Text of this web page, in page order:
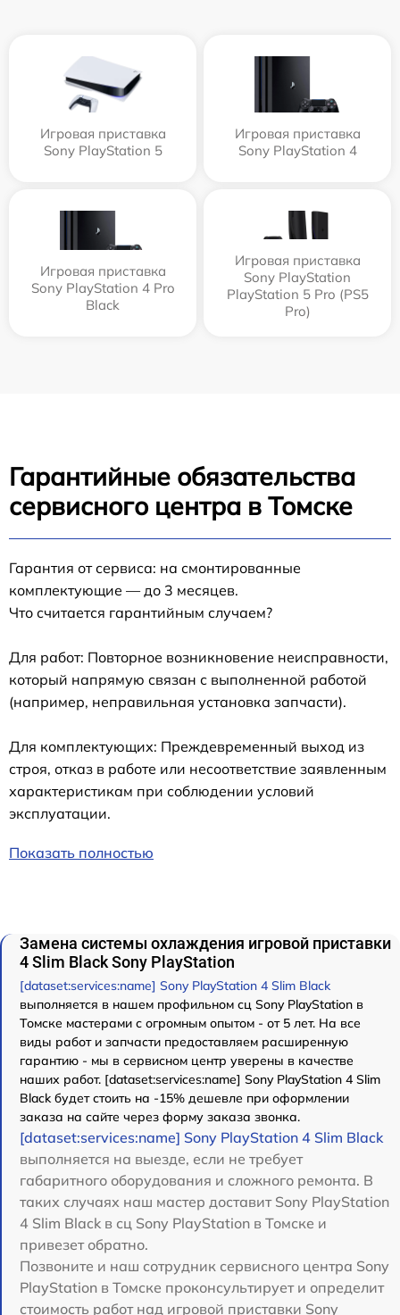
Игровая приставка
Sony PlayStation 5
Игровая приставка
Sony PlayStation 4
Игровая приставка
Sony PlayStation 4 Pro
Black
Игровая приставка
Sony PlayStation
PlayStation 5 Pro (PS5
Pro)
Гарантийные обязательства
сервисного центра в Томске
Гарантия от сервиса: на смонтированные
комплектующие — до 3 месяцев.
Что считается гарантийным случаем?
Для работ: Повторное возникновение неисправности,
который напрямую связан с выполненной работой
(например, неправильная установка запчасти).
Для комплектующих: Преждевременный выход из
строя, отказ в работе или несоответствие заявленным
характеристикам при соблюдении условий
эксплуатации.
Показать полностью
Замена системы охлаждения игровой приставки
4 Slim Black Sony PlayStation
[dataset:services:name] Sony PlayStation 4 Slim Black
выполняется в нашем профильном сц Sony PlayStation в
Томске мастерами с огромным опытом - от 5 лет. На все
виды работ и запчасти предоставляем расширенную
гарантию - мы в сервисном центр уверены в качестве
наших работ. [dataset:services:name] Sony PlayStation 4 Slim
Black будет стоить на -15% дешевле при оформлении
заказа на сайте через форму заказа звонка.
[dataset:services:name] Sony PlayStation 4 Slim Black
выполняется на выезде, если не требует
габаритного оборудования и сложного ремонта. В
таких случаях наш мастер доставит Sony PlayStation
4 Slim Black в сц Sony PlayStation в Томске и
привезет обратно.
Позвоните и наш сотрудник сервисного центра Sony
PlayStation в Томске проконсультирует и определит
стоимость работ над игровой приставки Sony